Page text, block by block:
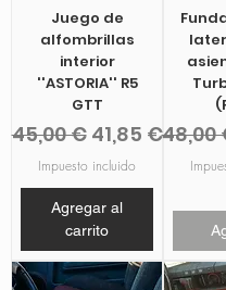
Juego de
alfombrillas
interior
''ASTORIA'' R5
GTT
Precio
45,00 € Precio de
41,85 €
Impuesto incluido
Agregar al
carrito
Precio
48,00